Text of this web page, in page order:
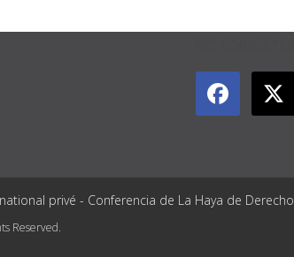
privé - Conferencia de La Haya de
Reserved.